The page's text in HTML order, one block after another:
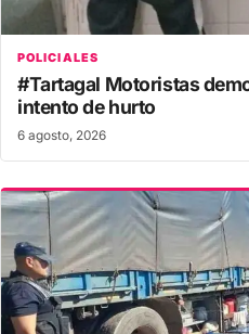
POLICIALES
#Tartagal Motoristas
intento de hurto
6 agosto, 2026